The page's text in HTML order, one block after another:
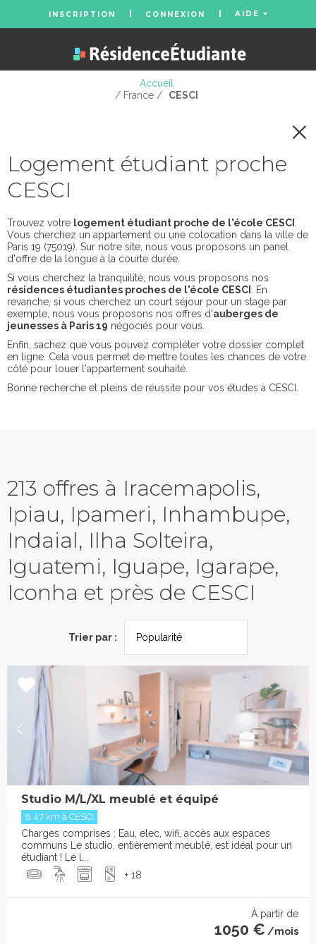
INSCRIPTION CONNEXION AIDE
Accueil
/ France /
CESCI
Logement étudiant proche
CESCI
Trouvez votre logement étudiant proche de l'école CESCI
Vous cherchez un appartement ou une colocation dans la ville de
Paris 19 (75019). Sur notre site, nous vous proposons un panel
d'offre de la longue à la courte durée.
Si vous cherchez la tranquilité, nous vous proposons nos
résidences étudiantes proches de l'école CESCI
. En
revanche, si vous cherchez un court séjour pour un stage par
exemple, nous vous proposons nos offres d'auberges de
jeunesses à Paris 19 négociés pour vous.
Enfin, sachez que vous pouvez compléter votre dossier complet
en ligne. Cela vous permet de mettre toutes les chances de votre
côté pour louer l'appartement souhaité.
Bonne recherche et pleins de réussite pour vos études à CESCI.
213 offres à Iracemapolis,
Ipiau, Ipameri, Inhambupe,
Indaial, Ilha Solteira,
Iguatemi, Iguape, Igarape,
Iconha et près de CESCI
Trier par :
Studio M/L/XL meublé et équipé
8.47 km à CESCI
Charges comprises : Eau, elec, wifi, accès aux espaces
communs Le studio, entièrement meublé, est idéal pour un
étudiant ! Le l...
+ 18
À partir de
1050 € /mois